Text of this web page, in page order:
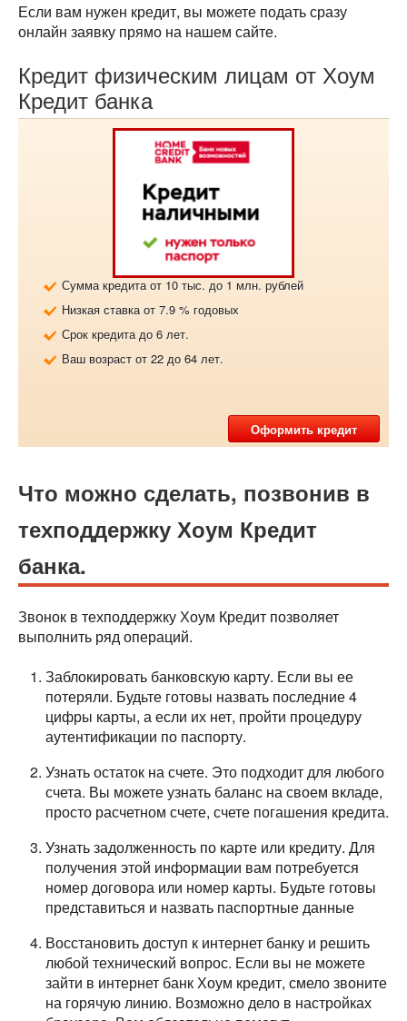
Если вам нужен кредит, вы можете подать сразу
онлайн заявку прямо на нашем сайте.
Кредит физическим лицам от Хоум
Кредит банка
Сумма кредита от 10 тыс. до 1 млн. рублей
Низкая ставка от 7.9 % годовых
Срок кредита до 6 лет.
Ваш возраст от 22 до 64 лет.
Оформить кредит
Что можно сделать, позвонив в
техподдержку Хоум Кредит
банка.
Звонок в техподдержку Хоум Кредит позволяет
выполнить ряд операций.
Заблокировать банковскую карту. Если вы ее
потеряли. Будьте готовы назвать последние 4
цифры карты, а если их нет, пройти процедуру
аутентификации по паспорту.
Узнать остаток на счете. Это подходит для любого
счета. Вы можете узнать баланс на своем вкладе,
просто расчетном счете, счете погашения кредита.
Узнать задолженность по карте или кредиту. Для
получения этой информации вам потребуется
номер договора или номер карты. Будьте готовы
представиться и назвать паспортные данные
Восстановить доступ к интернет банку и решить
любой технический вопрос. Если вы не можете
зайти в интернет банк Хоум кредит, смело звоните
на горячую линию. Возможно дело в настройках